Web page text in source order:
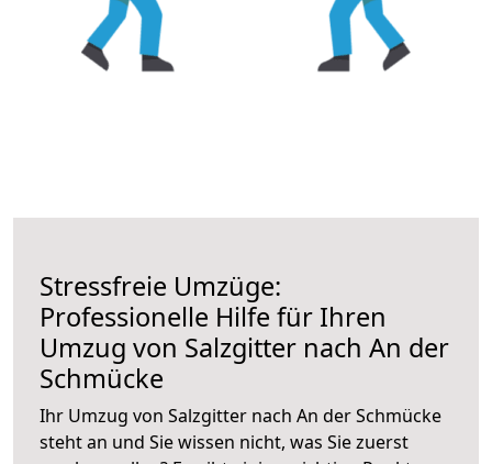
Stressfreie Umzüge:
Professionelle Hilfe für Ihren
Umzug von Salzgitter nach An der
Schmücke
Ihr Umzug von Salzgitter nach An der Schmücke
steht an und Sie wissen nicht, was Sie zuerst